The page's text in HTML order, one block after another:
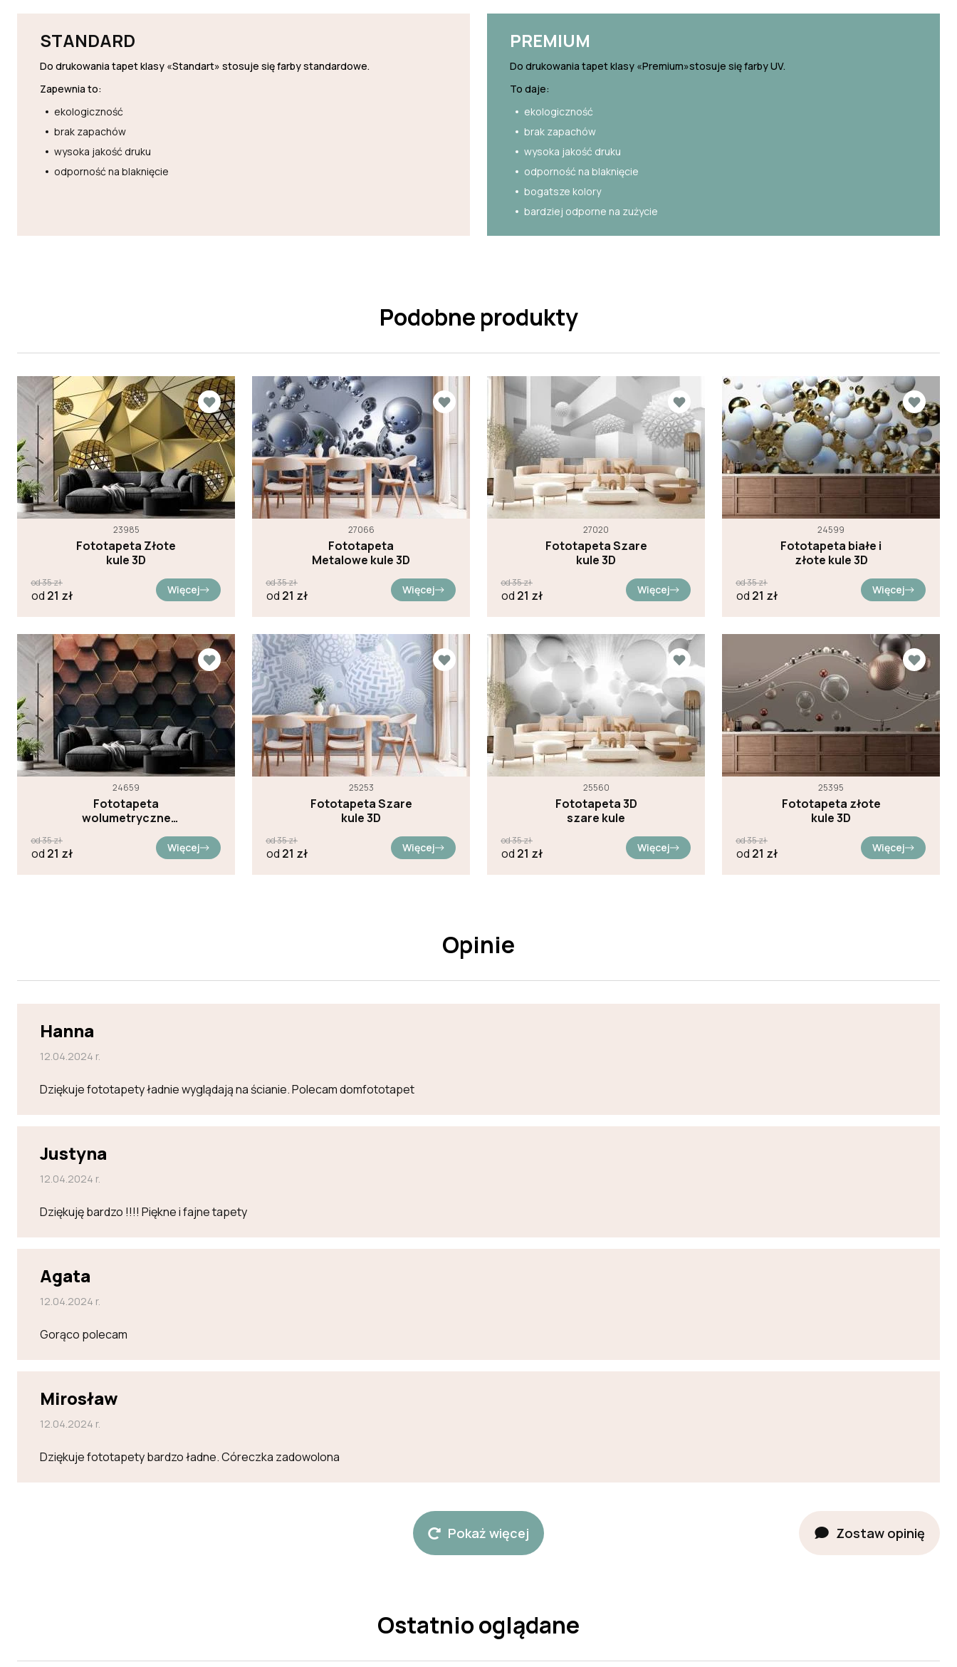
STANDARD
Do drukowania tapet klasy «Standart» stosuje się farby standardowe.
Zapewnia to:
ekologiczność
brak zapachów
wysoka jakość druku
odporność na blaknięcie
PREMIUM
Do drukowania tapet klasy «Premium»stosuje się farby UV.
To daje:
ekologiczność
brak zapachów
wysoka jakość druku
odporność na blaknięcie
bogatsze kolory
bardziej odporne na zużycie
Podobne produkty
23985
Fototapeta Złote
kule 3D
od35zł
od 21 zł Więcej
27066
Fototapeta
Metalowe kule 3D
od35zł
od 21 zł Więcej
27020
Fototapeta Szare
kule 3D
od35zł
od 21 zł Więcej
24599
Fototapeta białe i
złote kule 3D
od35zł
od 21 zł Więcej
24659
Fototapeta
wolumetryczne
od35zł
od 21 zł Więcej
25253
Fototapeta Szare
kule 3D
od35zł
od 21 zł Więcej
25560
Fototapeta 3D
szare kule
od35zł
od 21 zł Więcej
25395
Fototapeta złote
kule 3D
od35zł
od 21 zł Więcej
Opinie
Hanna
12.04.2024 r.
Dziękuje fototapety ładnie wyglądają na ścianie. Polecam domfototapet
Justyna
12.04.2024 r.
Dziękuję bardzo !!!! Piękne i fajne tapety
Agata
12.04.2024 r.
Gorąco polecam
Mirosław
12.04.2024 r.
Dziękuje fototapety bardzo ładne. Córeczka zadowolona
Pokaż więcej Zostaw opinię
Ostatnio oglądane